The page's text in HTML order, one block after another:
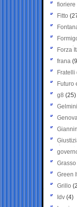
fioriere
Fitto
Forza
frana
Fratelli
Futuro
g8 (25)
Gelmini
Grasso
Green
Grillo
Idv (4)